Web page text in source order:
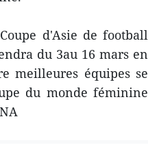
d'Asie de football
du 3au 16 mars en
meilleures équipes se
du monde féminine